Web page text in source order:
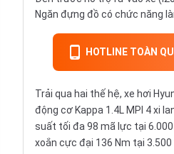
Ngăn đựng đồ có chức năng
HOTLINE TOÀN
Trải qua hai thế hệ, xe hơi
động cơ Kappa 1.4L MPI 4 xi
suất tối đa 98 mã lực tại
xoắn cực đại 136 Nm tại 3.500